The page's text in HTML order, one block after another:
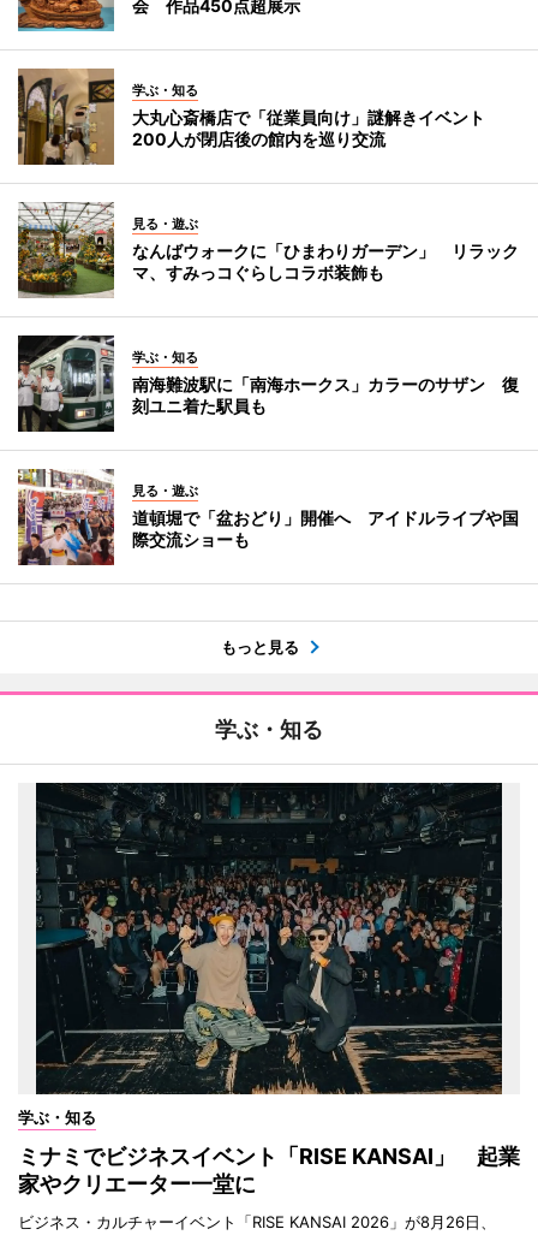
会 作品450点超展示
学ぶ・知る
大丸心斎橋店で「従業員向け」謎解きイベント
200人が閉店後の館内を巡り交流
見る・遊ぶ
なんばウォークに「ひまわりガーデン」 リラック
マ、すみっコぐらしコラボ装飾も
学ぶ・知る
南海難波駅に「南海ホークス」カラーのサザン 復
刻ユニ着た駅員も
見る・遊ぶ
道頓堀で「盆おどり」開催へ アイドルライブや国
際交流ショーも
もっと見る
学ぶ・知る
学ぶ・知る
ミナミでビジネスイベント「RISE KANSAI」 起業
家やクリエーター一堂に
ビジネス・カルチャーイベント「RISE KANSAI 2026」が8月26日、